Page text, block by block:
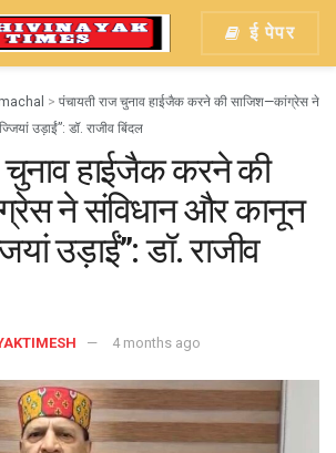
ई पेपर
> पंचायती राज चुनाव हाईजैक करने की साजिश—कांग्रेस ने
उड़ाईं”: डॉ. राजीव बिंदल
चुनाव हाईजैक करने की
ने संविधान और कानून
उड़ाईं”: डॉ. राजीव
4 months ago